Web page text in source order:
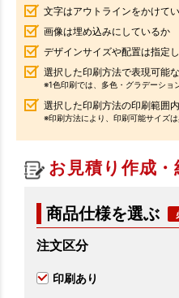
文字はアウトラインをかけて
画像は埋め込みにしているか
デザインサイズや配置は指定
選択した印刷方法で表現可能
※1色印刷では、多色・グラデーショ
選択した印刷方法の印刷範囲
※印刷方法により、印刷可能サイズは
お見積り作成
商品仕様を選ぶ
注文区分
印刷あり